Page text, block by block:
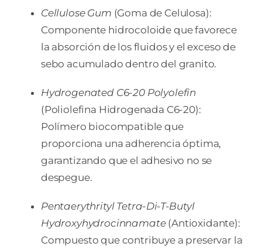
Cellulose Gum (Goma de Celulosa):
Componente hidrocoloide que favorece
la absorción de los fluidos y el exceso de
sebo acumulado dentro del granito.
Hydrogenated C6-20 Polyolefin
(Poliolefina Hidrogenada C6-20):
Polímero biocompatible que
proporciona una adherencia óptima,
garantizando que el adhesivo no se
despegue.
Pentaerythrityl Tetra-Di-T-Butyl
Hydroxyhydrocinnamate(Antioxidante):
Compuesto que contribuye a preservar la